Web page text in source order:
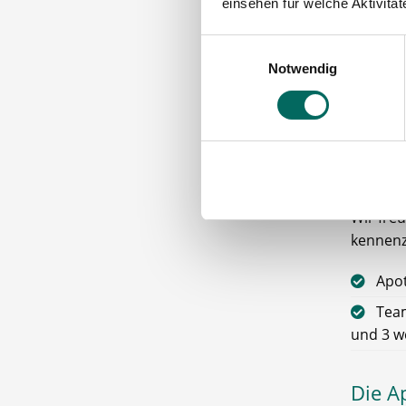
Notwendig
Das
und
Wir
Wir
und 3
Die